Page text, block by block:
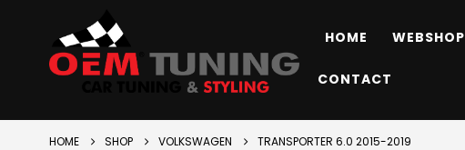
HOME WEBSHOP
CONTACT
HOME SHOP VOLKSWAGEN TRANSPORTER 6.0 2015-2019